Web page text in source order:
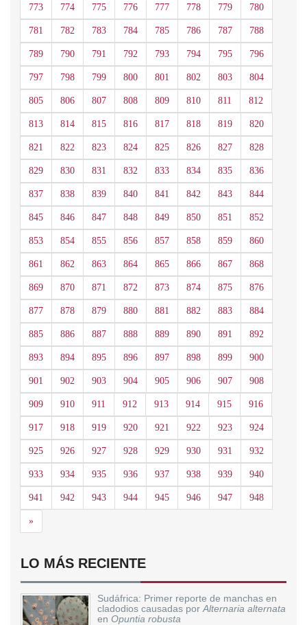
773 774 775 776 777 778 779 780
781 782 783 784 785 786 787 788
789 790 791 792 793 794 795 796
797 798 799 800 801 802 803 804
805 806 807 808 809 810 811 812
813 814 815 816 817 818 819 820
821 822 823 824 825 826 827 828
829 830 831 832 833 834 835 836
837 838 839 840 841 842 843 844
845 846 847 848 849 850 851 852
853 854 855 856 857 858 859 860
861 862 863 864 865 866 867 868
869 870 871 872 873 874 875 876
877 878 879 880 881 882 883 884
885 886 887 888 889 890 891 892
893 894 895 896 897 898 899 900
901 902 903 904 905 906 907 908
909 910 911 912 913 914 915 916
917 918 919 920 921 922 923 924
925 926 927 928 929 930 931 932
933 934 935 936 937 938 939 940
941 942 943 944 945 946 947 948
»Siguiente
LO MÁS RECIENTE
Sudáfrica: Primer reporte de manchas en
cladodios causadas por Alternaria alternata
en Opuntia robusta